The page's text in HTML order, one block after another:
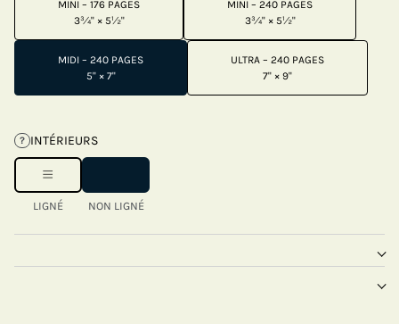
MINI – 176 PAGES
3¾" × 5½"
MINI – 240 PAGES
3¾" × 5½"
MIDI – 240 PAGES
5" × 7"
ULTRA – 240 PAGES
7" × 9"
? INTÉRIEURS
LIGNÉ NON LIGNÉ